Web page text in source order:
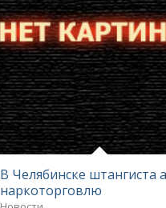
В Челябинске штангиста
наркоторговлю